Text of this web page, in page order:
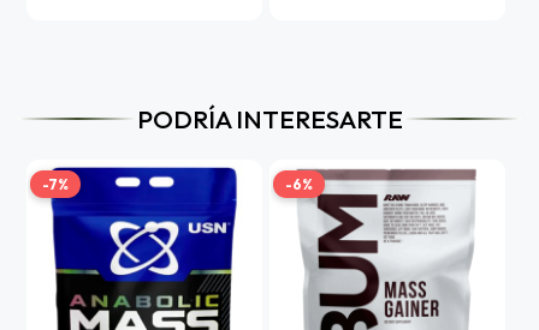
PODRÍA INTERESARTE
-7% -6%